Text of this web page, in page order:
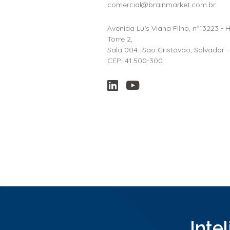
comercial@brainmarket.com.br
Avenida Luís Viana Filho, nº13223 -
Torre 2,
Sala 004 -São Cristóvão, Salvador -
CEP: 41.500-300